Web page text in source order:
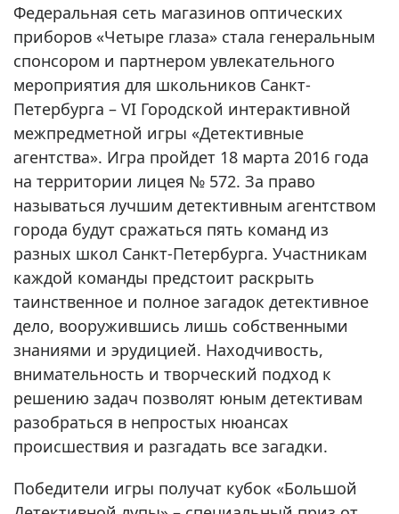
Федеральная сеть магазинов оптических
приборов «Четыре глаза» стала генеральным
спонсором и партнером увлекательного
мероприятия для школьников Санкт-
Петербурга – VI Городской интерактивной
межпредметной игры «Детективные
агентства». Игра пройдет 18 марта 2016 года
на территории лицея № 572. За право
называться лучшим детективным агентством
города будут сражаться пять команд из
разных школ Санкт-Петербурга. Участникам
каждой команды предстоит раскрыть
таинственное и полное загадок детективное
дело, вооружившись лишь собственными
знаниями и эрудицией. Находчивость,
внимательность и творческий подход к
решению задач позволят юным детективам
разобраться в непростых нюансах
происшествия и разгадать все загадки.
Победители игры получат кубок «Большой